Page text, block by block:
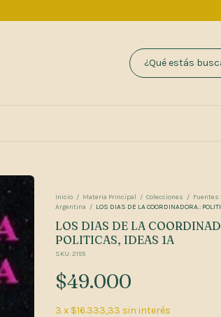
Inicio / Materia Principal / Colecciones / Fuentes
Argentina / LOS DIAS DE LA COORDINADORA.:
LOS DIAS DE LA
POLITICAS, IDEAS 1A
SKU:2155
$49.000
3 x $16.333,33 sin interés